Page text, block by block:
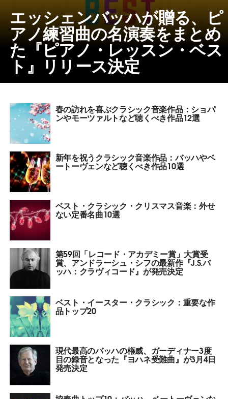
エッシェンバッハが贈る、ピ
アノ練習曲の名演奏をまとめ
た『ピアノ・レッスン・ベス
ト』リリース決定
春の訪れを喜ぶクラシック音楽作品：ショパ
ンやモーツァルトなど聴くべき作品12選
新年を祝うクラシック音楽作品：バッハやベ
ートーヴェンなど聴くべき作品10選
ベスト・クラシック・クリスマス音楽：外せ
ない定番名曲10選
第59回「レコード・アカデミー賞」大賞受
賞、アンドラーシュ・シフの最新作『J.S.バ
ッハ：クラヴィコード』が発売決定
ベスト・イースター・クラシック：重要な作
品トップ20
現代最高のバッハの権威、ガーディナー3度
目の録音となった『ヨハネ受難曲』が3月4日
発売決定